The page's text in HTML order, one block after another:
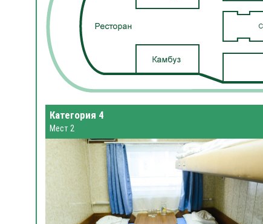
Категория 4
Мест 2